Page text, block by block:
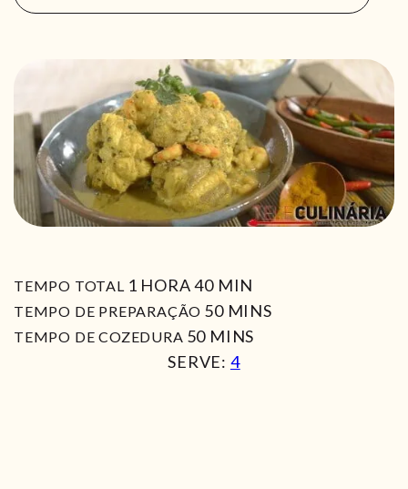
TEMPO TOTAL 1 HORA
HORA 40MIN
MIN
TEMPO DE PREPARAÇÃO 50MIN
MINS
TEMPO DE COZEDURA 50MIN
MINS
SERVE: 4